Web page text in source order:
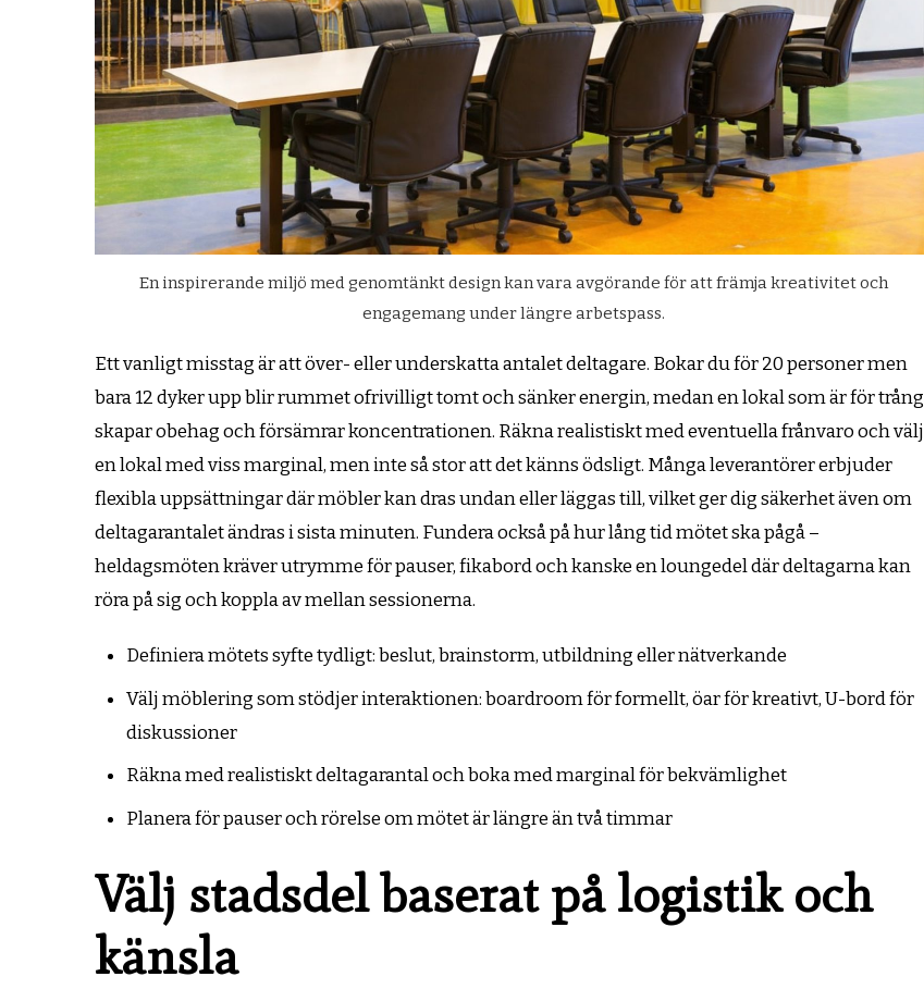
En inspirerande miljö med genomtänkt design kan vara avgörande för att främja kreativitet och
engagemang under längre arbetspass.
Ett vanligt misstag är att över- eller underskatta antalet deltagare. Bokar du för 20 personer men
bara 12 dyker upp blir rummet ofrivilligt tomt och sänker energin, medan en lokal som är för trång
skapar obehag och försämrar koncentrationen. Räkna realistiskt med eventuella frånvaro och välj
en lokal med viss marginal, men inte så stor att det känns ödsligt. Många leverantörer erbjuder
flexibla uppsättningar där möbler kan dras undan eller läggas till, vilket ger dig säkerhet även om
deltagarantalet ändras i sista minuten. Fundera också på hur lång tid mötet ska pågå –
heldagsmöten kräver utrymme för pauser, fikabord och kanske en loungedel där deltagarna kan
röra på sig och koppla av mellan sessionerna.
Definiera mötets syfte tydligt: beslut, brainstorm, utbildning eller nätverkande
Välj möblering som stödjer interaktionen: boardroom för formellt, öar för kreativt, U-bord för
diskussioner
Räkna med realistiskt deltagarantal och boka med marginal för bekvämlighet
Planera för pauser och rörelse om mötet är längre än två timmar
Välj stadsdel baserat på logistik och
känsla